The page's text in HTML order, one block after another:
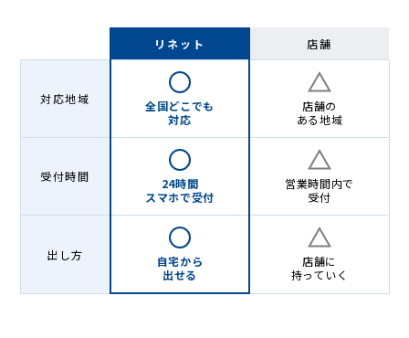
リネット 店舗
対応地域
全国どこでも
対応
店舗の
ある地域
受付時間
24時間
スマホで受付
営業時間内で
受付
出し方
自宅から
出せる
店舗に
持っていく